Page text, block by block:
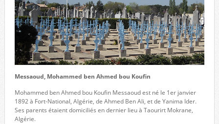
Messaoud, Mohammed ben Ahmed bou Koufin
Mohammed ben Ahmed bou Koufin Messaoud est né le 1er janvier
1892 à Fort-National, Algérie, de Ahmed Ben Ali, et de Yanima Ider.
Ses parents étaient domiciliés en dernier lieu à Taourirt Mokrane,
Algérie.